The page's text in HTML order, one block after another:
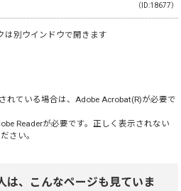
（ID:18677）
は別ウインドウで開きます
れている場合は、Adobe Acrobat(R)が必要で
Readerが必要です。正しく表示されない
さい。
は、こんなページも見ていま